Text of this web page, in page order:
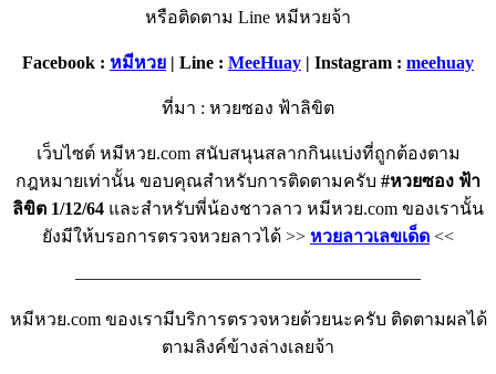
หรือติดตาม Line หมีหวยจ้า
Facebook : หมีหวย | Line : MeeHuay | Instagram : meehuay
ที่มา : หวยซอง ฟ้าลิขิต
เว็บไซต์ หมีหวย.com สนับสนุนสลากกินแบ่งที่ถูกต้องตาม
กฎหมายเท่านั้น ขอบคุณสำหรับการติดตามครับ #หวยซอง ฟ้า
ลิขิต 1/12/64 และสำหรับพี่น้องชาวลาว หมีหวย.com ของเรานั้น
ยังมีให้บรอการตรวจหวยลาวได้ >> หวยลาวเลขเด็ด <<
———————————————————–
หมีหวย.com ของเรามีบริการตรวจหวยด้วยนะครับ ติดตามผลได้
ตามลิงค์ข้างล่างเลยจ้า